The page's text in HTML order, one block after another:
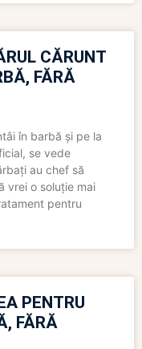
CĂRUNT
FĂRĂ
în barbă și pe la
se vede
au chef să
vrei o soluție mai
pentru
PENTRU
FĂRĂ